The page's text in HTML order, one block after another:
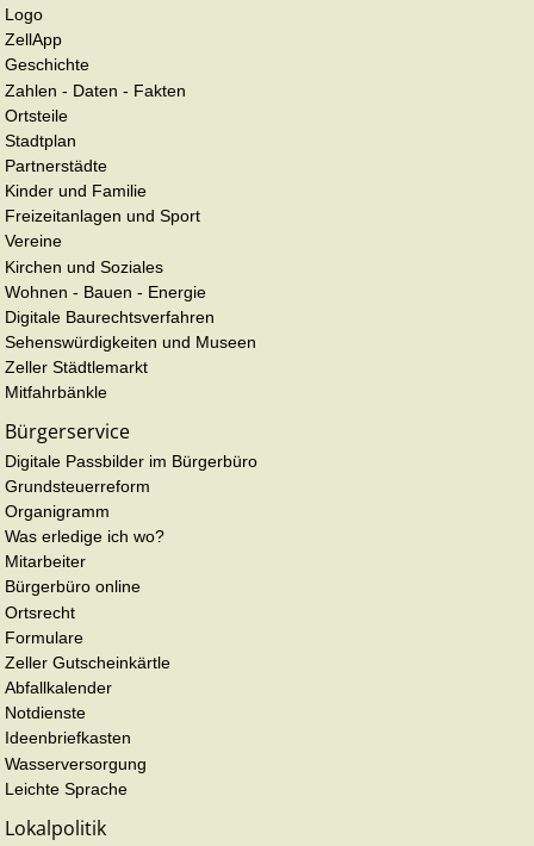
Logo
ZellApp
Geschichte
Zahlen - Daten - Fakten
Ortsteile
Stadtplan
Partnerstädte
Kinder und Familie
Freizeitanlagen und Sport
Vereine
Kirchen und Soziales
Wohnen - Bauen - Energie
Digitale Baurechtsverfahren
Sehenswürdigkeiten und Museen
Zeller Städtlemarkt
Mitfahrbänkle
Bürgerservice
Digitale Passbilder im Bürgerbüro
Grundsteuerreform
Organigramm
Was erledige ich wo?
Mitarbeiter
Bürgerbüro online
Ortsrecht
Formulare
Zeller Gutscheinkärtle
Abfallkalender
Notdienste
Ideenbriefkasten
Wasserversorgung
Leichte Sprache
Lokalpolitik